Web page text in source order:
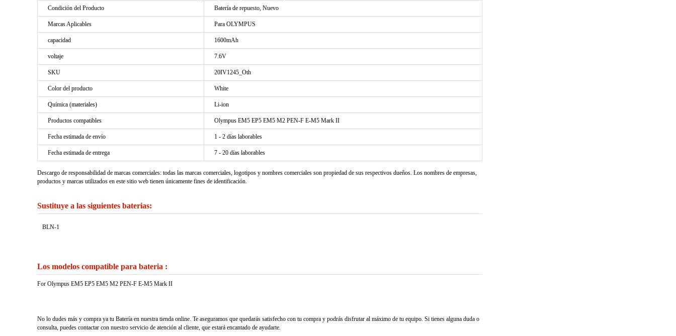
Condición del Producto Batería de repuesto, Nuevo
Marcas Aplicables Para OLYMPUS
capacidad 1600mAh
voltaje 7.6V
SKU 20IV1245_Oth
Color del producto White
Química (materiales) Li-ion
Productos compatibles Olympus EM5 EP5 EM5 M2 PEN-F E-M5 Mark II
Fecha estimada de envío 1 - 2 días laborables
Fecha estimada de entrega 7 - 20 días laborables
Descargo de responsabilidad de marcas comerciales: todas las marcas comerciales, logotipos y nombres comerciales son propiedad de sus respectivos dueños. Los nombres de empresas,
productos y marcas utilizados en este sitio web tienen únicamente fines de identificación.
Sustituye a las siguientes baterias:
BLN-1
Los modelos compatible para bateria :
For Olympus EM5 EP5 EM5 M2 PEN-F E-M5 Mark II
No lo dudes más y compra ya tu Batería en nuestra tienda online. Te aseguramos que quedarás satisfecho con tu compra y podrás disfrutar al máximo de tu equipo. Si tienes alguna duda o
consulta, puedes contactar con nuestro servicio de atención al cliente, que estará encantado de ayudarte.